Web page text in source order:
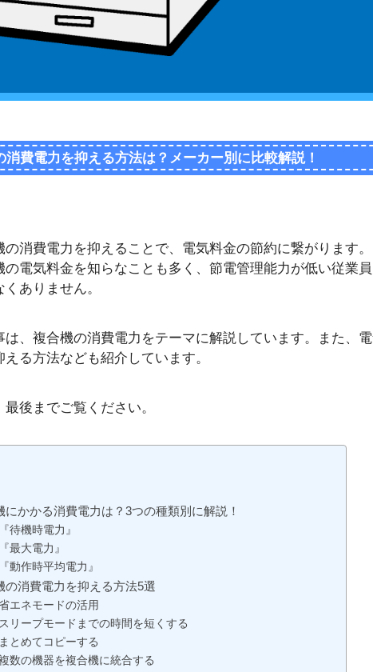
消費電力を抑える方法は？メーカー別に比較解説！
の消費電力を抑えることで、電気料金の節約に繋がります
の電気料金を知らなことも多く、節電管理能力が低い従業
くありません。
は、複合機の消費電力をテーマに解説しています。また、
える方法なども紹介しています。
最後までご覧ください。
にかかる消費電力は？3つの種類別に解説！
『待機時電力』
『最大電力』
『動作時平均電力』
の消費電力を抑える方法5選
エネモードの活用
スリープモードまでの時間を短くする
まとめてコピーする
数の機器を複合機に統合する